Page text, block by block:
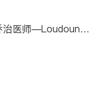
治医师—Loudoun眼